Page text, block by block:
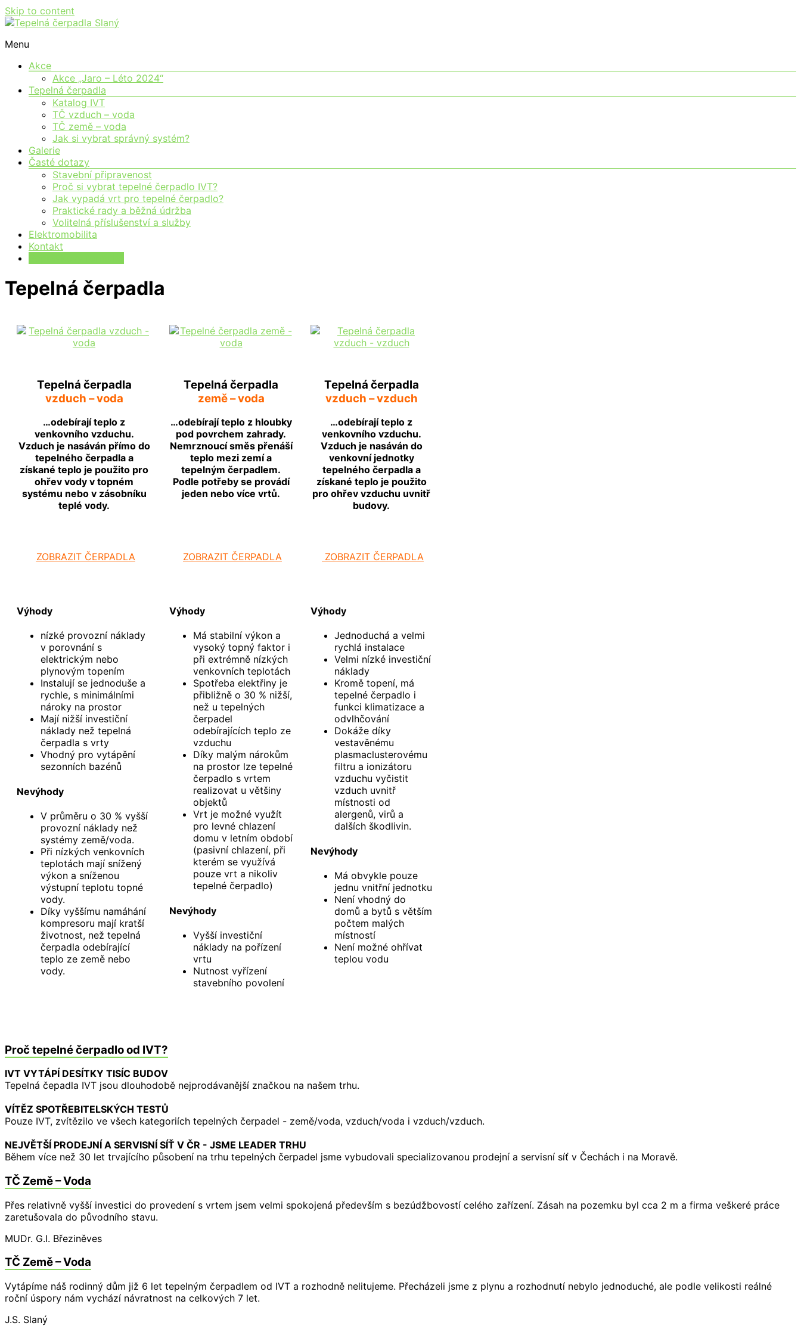
Skip to content
Tepelná čerpadla Slaný
Moderní vytápění pro každého
Menu
Akce
Akce „Jaro – Léto 2024“
Tepelná čerpadla
Katalog IVT
TČ vzduch – voda
TČ země – voda
Jak si vybrat správný systém?
Galerie
Časté dotazy
Stavební připravenost
Proč si vybrat tepelné čerpadlo IVT?
Jak vypadá vrt pro tepelné čerpadlo?
Praktické rady a běžná údržba
Volitelná příslušenství a služby
Elektromobilita
Kontakt
Tepelná čerpadla
Tepelná čerpadla
vzduch – voda
…odebírají teplo z
venkovního vzduchu.
Vzduch je nasáván přímo do
tepelného čerpadla a
získané teplo je použito pro
ohřev vody v topném
systému nebo v zásobníku
teplé vody.
Tepelná čerpadla
země – voda
…odebírají teplo z hloubky
pod povrchem zahrady.
Nemrznoucí směs přenáší
teplo mezi zemí a
tepelným čerpadlem.
Podle potřeby se provádí
jeden nebo více vrtů.
Tepelná čerpadla
vzduch – vzduch
…odebírají teplo z
venkovního vzduchu.
Vzduch je nasáván do
venkovní jednotky
tepelného čerpadla a
získané teplo je použito
pro ohřev vzduchu uvnitř
budovy.
ZOBRAZIT ČERPADLA ZOBRAZIT ČERPADLA ZOBRAZIT ČERPADLA
Výhody
nízké provozní náklady
v porovnání s
elektrickým nebo
plynovým topením
Instalují se jednoduše a
rychle, s minimálními
nároky na prostor
Mají nižší investiční
náklady než tepelná
čerpadla s vrty
Vhodný pro vytápění
sezonních bazénů
Nevýhody
V průměru o 30 % vyšší
provozní náklady než
systémy země/voda.
Při nízkých venkovních
teplotách mají snížený
výkon a sníženou
výstupní teplotu topné
vody.
Díky vyššímu namáhání
kompresoru mají kratší
životnost, než tepelná
čerpadla odebírající
teplo ze země nebo
vody.
Výhody
Má stabilní výkon a
vysoký topný faktor i
při extrémně nízkých
venkovních teplotách
Spotřeba elektřiny je
přibližně o 30 % nižší,
než u tepelných
čerpadel
odebírajících teplo ze
vzduchu
Díky malým nárokům
na prostor lze tepelné
čerpadlo s vrtem
realizovat u většiny
objektů
Vrt je možné využít
pro levné chlazení
domu v letním období
(pasivní chlazení, při
kterém se využívá
pouze vrt a nikoliv
tepelné čerpadlo)
Nevýhody
Vyšší investiční
náklady na pořízení
vrtu
Nutnost vyřízení
stavebního povolení
Výhody
Jednoduchá a velmi
rychlá instalace
Velmi nízké investiční
náklady
Kromě topení, má
tepelné čerpadlo i
funkci klimatizace a
odvlhčování
Dokáže díky
vestavěnému
plasmaclusterovému
filtru a ionizátoru
vzduchu vyčistit
vzduch uvnitř
místnosti od
alergenů, virů a
dalších škodlivin.
Nevýhody
Má obvykle pouze
jednu vnitřní jednotku
Není vhodný do
domů a bytů s větším
počtem malých
místností
Není možné ohřívat
teplou vodu
Proč tepelné čerpadlo od IVT?
IVT VYTÁPÍ DESÍTKY TISÍC BUDOV
Tepelná čepadla IVT jsou dlouhodobě nejprodávanější značkou na našem trhu.
VÍTĚZ SPOTŘEBITELSKÝCH TESTŮ
Pouze IVT, zvítězilo ve všech kategoriích tepelných čerpadel - země/voda, vzduch/voda i vzduch/vzduch.
NEJVĚTŠÍ PRODEJNÍ A SERVISNÍ SÍŤ V ČR - JSME LEADER TRHU
Během více než 30 let trvajícího působení na trhu tepelných čerpadel jsme vybudovali specializovanou prodejní a servisní síť v Čechách i na Moravě.
TČ Země – Voda
Přes relativně vyšší investici do provedení s vrtem jsem velmi spokojená především s bezúdžbovostí celého zařízení. Zásah na pozemku byl cca 2 m a firma veškeré práce
zaretušovala do původního stavu.
MUDr. G.I. Březiněves
TČ Země – Voda
Vytápíme náš rodinný dům již 6 let tepelným čerpadlem od IVT a rozhodně nelitujeme. Přecházeli jsme z plynu a rozhodnutí nebylo jednoduché, ale podle velikosti reálné
roční úspory nám vychází návratnost na celkových 7 let.
J.S. Slaný